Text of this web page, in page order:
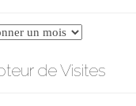
de Visites